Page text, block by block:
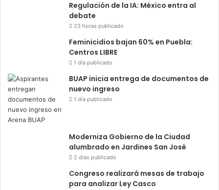
Regulación de la IA: México entra al
debate
23 horas publicado
Feminicidios bajan 60% en Puebla:
Centros LIBRE
1 día publicado
BUAP inicia entrega de documentos de
nuevo ingreso
1 día publicado
Moderniza Gobierno de la Ciudad
alumbrado en Jardines San José
2 días publicado
Congreso realizará mesas de trabajo
para analizar Ley Casco